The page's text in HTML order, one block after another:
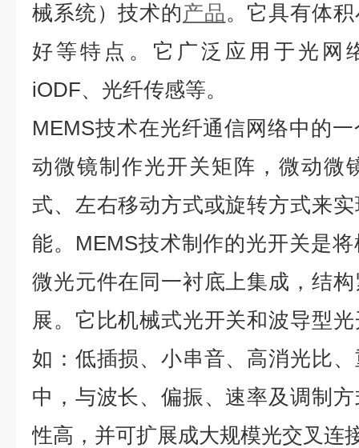
械系统）技术的产品。它具有体
好等特点。它广泛应用于光网
iODF、光纤传感等。
MEMS技术在光纤通信网络中的
动微镜制作光开关矩阵，微动微
式、左右移动方式或旋转方式来
能。MEMS技术制作的光开关是
微光元件在同一衬底上集成，结
展。它比机械式光开关和波导型
如：低插损、小串音、高消光比
中，与波长、偏振、速率及调制
性高，并可扩展成大规模光交叉连